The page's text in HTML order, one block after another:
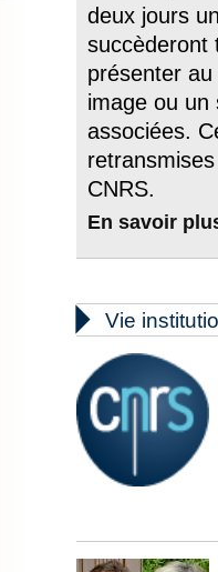
deux jours
succèderont
présenter
image ou un
associées.
CNRS.
En savoir
 Vie